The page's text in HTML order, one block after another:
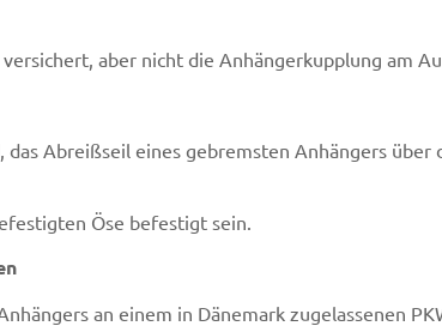
aber nicht die Anhängerkupplung am
Abreißseil eines gebremsten Anhängers über
Öse befestigt sein.
an einem in Dänemark zugelassenen